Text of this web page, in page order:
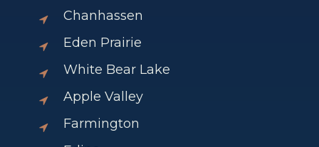
Chanhassen
Eden Prairie
White Bear Lake
Apple Valley
Farmington